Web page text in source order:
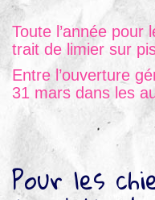
Toute l’année pour
trait de limier sur
Entre l’ouverture
31 mars dans les
Pour les